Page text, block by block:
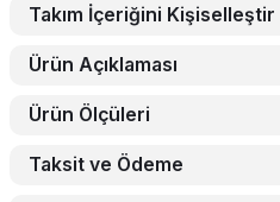
Takım İçeriğini Kişiselleştir
Ürün Açıklaması
Ürün Ölçüleri
Taksit ve Ödeme